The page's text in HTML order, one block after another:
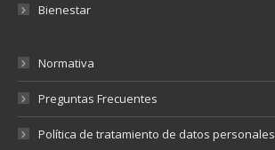
Bienestar
Normativa
Preguntas Frecuentes
Política de tratamiento de datos personales